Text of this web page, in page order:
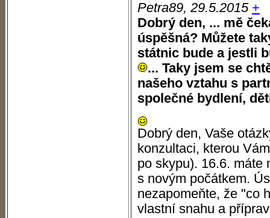
Petra89, 29.5.2015 +
Dobrý den, ... mě
úspěšná? Můžete
státnic bude a jestli
... Taky jsem se
našeho vztahu s
společné bydlení,
Dobrý den, Vaše
konzultaci, kterou
po skypu). 16.6. máte
s novým počátkem.
nezapomeňte, že "co
vlastní snahu a